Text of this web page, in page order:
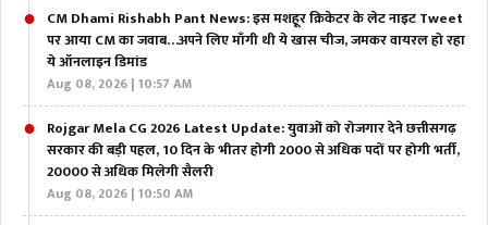
CM Dhami Rishabh Pant News: इस मशहूर क्रिकेटर के लेट नाइट Tweet
पर आया CM का जवाब…अपने लिए माँगी थी ये खास चीज, जमकर वायरल हो रहा
ये ऑनलाइन डिमांड
Aug 08, 2026 | 10:57 AM
Rojgar Mela CG 2026 Latest Update: युवाओं को रोजगार देने छत्तीसगढ़
सरकार की बड़ी पहल, 10 दिन के भीतर होगी 2000 से अधिक पदों पर होगी भर्ती,
20000 से अधिक मिलेगी सैलरी
Aug 08, 2026 | 10:50 AM